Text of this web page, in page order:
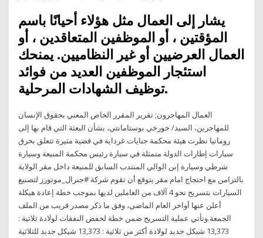
يشار إلى العمال مثل هؤلاء أحيانًا باسم
المؤقتين ، أو الموظفين المتعاقدين ، أو
العمال العرضيين أو غير النظاميين. يمنحك
استئجار الموظفين العديد من فوائد
توظيف الشهادات المرحلية.
العمال المهاجرون; تقرير المقرر الخاص المعني بحقوق الإنسان
للمهاجرين، السيد/ خورخي بوستامانتي، بشأن البعثة التي قام بها إلى
رومانيا نظرت هيئة محكمة جنايات غرداية في قضية مثيرة تتعلق بحرق
سيارات إطارات الدولة متمثلة في سيارة رئيس محكمة المنيعة وسيارة
شرطي وسيارة إبن الوالي المنتدب السابق للمنيعة داخل مقر الولاية
بالتزامن مع احتجاج امام مقر يتوقع أن تقوم شركة #جنرال_موتورز لتصنيع
السيارات بتسريح نحو 4 آلاف من العاملين لديها بموجب خطة إعادة هيكلة
أعلن عنها أواخر العام الماضي، وفق ما ذكر مصدر قريب من الملف
الجمعة.وتأتي عملية التسريح ضمن خطة لخفض النفقات لولادة ثلاثية :
13,373 شيكل جديد لولادة أكثر من ثلاثية : 13,373 شيكل جديد للثلاثية